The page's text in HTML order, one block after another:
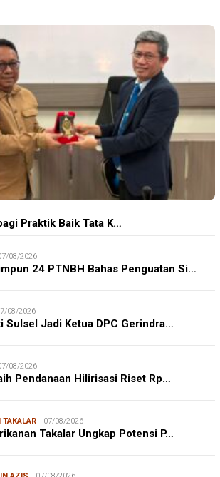
Praktik Baik Tata K…
08/2026
24 PTNBH Bahas Penguatan Si…
08/2026
Sulsel Jadi Ketua DPC Gerindra…
08/2026
Pendanaan Hilirisasi Riset Rp…
TAKALAR 07/08/2026
Takalar Ungkap Potensi P…